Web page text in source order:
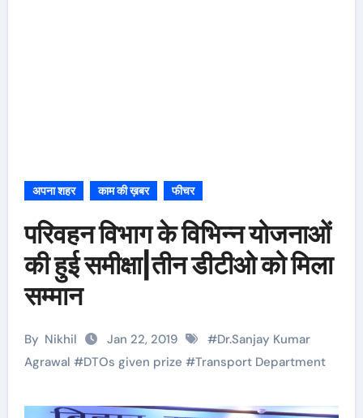
अपना शहर काम की ख़बर फीचर
परिवहन विभाग के विभिन्न योजनाओं
की हुई समीक्षा|तीन डीटीओ को मिला
सम्मान
By Nikhil Jan 22, 2019 #Dr.Sanjay Kumar
Agrawal #DTOs given prize #Transport Department